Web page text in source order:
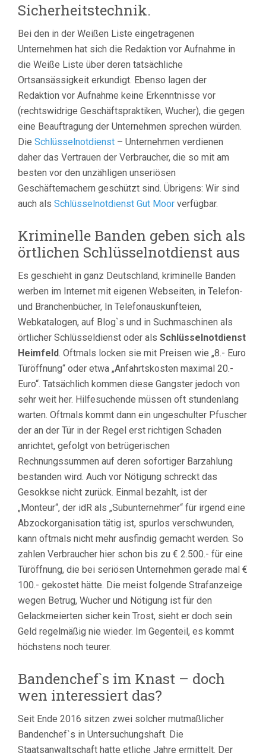
Sicherheitstechnik.
Bei den in der Weißen Liste eingetragenen
Unternehmen hat sich die Redaktion vor Aufnahme in
die Weiße Liste über deren tatsächliche
Ortsansässigkeit erkundigt. Ebenso lagen der
Redaktion vor Aufnahme keine Erkenntnisse vor
(rechtswidrige Geschäftspraktiken, Wucher), die gegen
eine Beauftragung der Unternehmen sprechen würden.
Die Schlüsselnotdienst – Unternehmen verdienen
daher das Vertrauen der Verbraucher, die so mit am
besten vor den unzähligen unseriösen
Geschäftemachern geschützt sind. Übrigens: Wir sind
auch als Schlüsselnotdienst Gut Moor verfügbar.
Kriminelle Banden geben sich als
örtlichen Schlüsselnotdienst aus
Es geschieht in ganz Deutschland, kriminelle Banden
werben im Internet mit eigenen Webseiten, in Telefon-
und Branchenbücher, In Telefonauskunfteien,
Webkatalogen, auf Blog`s und in Suchmaschinen als
örtlicher Schlüsseldienst oder als Schlüsselnotdienst
Heimfeld. Oftmals locken sie mit Preisen wie „8.- Euro
Türöffnung“ oder etwa „Anfahrtskosten maximal 20.-
Euro“. Tatsächlich kommen diese Gangster jedoch von
sehr weit her. Hilfesuchende müssen oft stundenlang
warten. Oftmals kommt dann ein ungeschulter Pfuscher
der an der Tür in der Regel erst richtigen Schaden
anrichtet, gefolgt von betrügerischen
Rechnungssummen auf deren sofortiger Barzahlung
bestanden wird. Auch vor Nötigung schreckt das
Gesokkse nicht zurück. Einmal bezahlt, ist der
„Monteur“, der idR als „Subunternehmer“ für irgend eine
Abzockorganisation tätig ist, spurlos verschwunden,
kann oftmals nicht mehr ausfindig gemacht werden. So
zahlen Verbraucher hier schon bis zu € 2.500.- für eine
Türöffnung, die bei seriösen Unternehmen gerade mal €
100.- gekostet hätte. Die meist folgende Strafanzeige
wegen Betrug, Wucher und Nötigung ist für den
Gelackmeierten sicher kein Trost, sieht er doch sein
Geld regelmäßig nie wieder. Im Gegenteil, es kommt
höchstens noch teurer.
Bandenchef`s im Knast – doch
wen interessiert das?
Seit Ende 2016 sitzen zwei solcher mutmaßlicher
Bandenchef`s in Untersuchungshaft. Die
Staatsanwaltschaft hatte etliche Jahre ermittelt. Der